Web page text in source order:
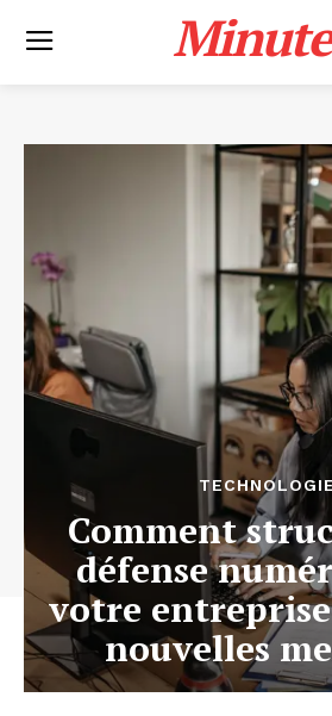
Minute
TECHNOLOGIE
Comment
défense
votre
nouvelles